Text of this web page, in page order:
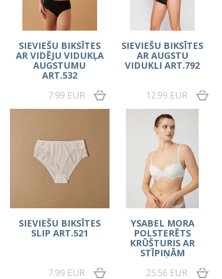
SIEVIEŠU BIKSĪTES
AR VIDĒJU VIDUKĻA
AUGSTUMU
ART.532
7.99 EUR
SIEVIEŠU BIKSĪTES
AR AUGSTU
VIDUKLI ART.792
12.99 EUR
SIEVIEŠU BIKSĪTES
SLIP ART.521
7.99 EUR
YSABEL MORA
POLSTERĒTS
KRŪŠTURIS AR
STĪPIŅĀM
25.56 EUR